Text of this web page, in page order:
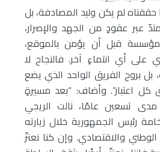
لم يكن وليد المصادفة، بل
عبر عقودٍ من الجهد والإصرار،
قبل أن يؤمن بالموقع،
على أي انتماءٍ آخر. فالنجاح لا
بروح الفريق الواحد الذي يضع
اعتبار”. وأضاف: “بعد مسيرةٍ
تسعين عامًا، نالت الريجي
رئيس الجمهورية خلال زيارته
الوطني والاقتصادي. وإن كنا نعتزّ